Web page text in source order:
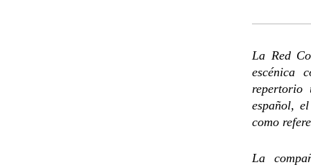
La Red
escénica
repertorio
español,
como
La